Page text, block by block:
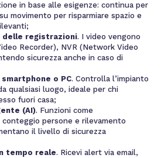
in base alle esigenze: continua per
movimento per risparmiare spazio e
delle registrazioni. I video vengono
Recorder), NVR (Network Video
sicurezza anche in caso di
o PC. Controlla l’impianto
qualsiasi luogo, ideale per chi
fuori casa;
(AI). Funzioni come
persone e rilevamento
il livello di sicurezza
tempo reale. Ricevi alert via email,